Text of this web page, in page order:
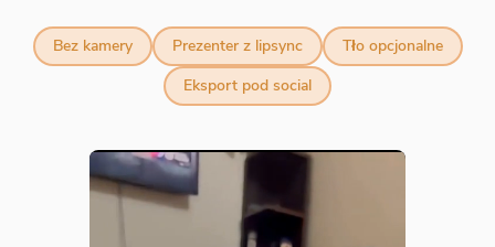
Bez kamery Prezenter z lipsync
Tło opcjonalne
Eksport pod social